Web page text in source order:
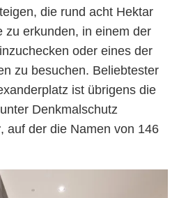
die rund acht Hektar
zu erkunden, in einem der
oder eines der
zu besuchen. Beliebtester
ist übrigens die
Denkmalschutz
, auf der die Namen von 146